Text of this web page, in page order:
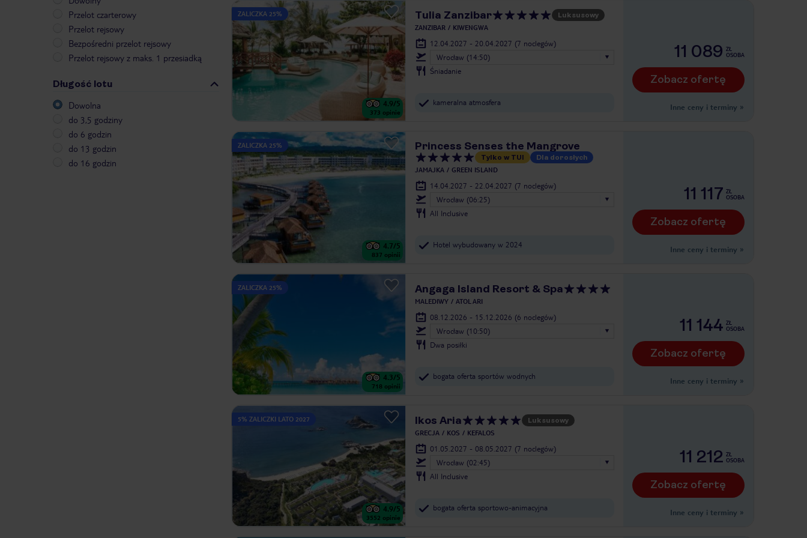
Przelot czarterowy
Przelot rejsowy
Bezpośredni przelot rejsowy
Przelot rejsowy z maks. 1 przesiadką
Długość lotu
Dowolna
do 3,5 godziny
do 6 godzin
do 13 godzin
do 16 godzin
ZALICZKA 25%
4.9/5
373 opinie
Tulia Zanzibar Luksusowy
ZANZIBAR KIWENGWA
12.04.2027 - 20.04.2027 (7 noclegów)
Wrocław (14:50)
Śniadanie
kameralna atmosfera
11 089 ZŁ
OSOBA
Zobacz ofertę
Inne ceny i terminy »
ZALICZKA 25%
4.7/5
837 opinii
Princess Senses the Mangrove
Tylko w TUI Dla dorosłych
JAMAJKA GREEN ISLAND
14.04.2027 - 22.04.2027 (7 noclegów)
Wrocław (06:25)
All Inclusive
Hotel wybudowany w 2024
11 117 ZŁ
OSOBA
Zobacz ofertę
Inne ceny i terminy »
ZALICZKA 25%
4.3/5
718 opinii
Angaga Island Resort & Spa
MALEDIWY ATOL ARI
08.12.2026 - 15.12.2026 (6 noclegów)
Wrocław (10:50)
Dwa posiłki
bogata oferta sportów wodnych
11 144 ZŁ
OSOBA
Zobacz ofertę
Inne ceny i terminy »
5% ZALICZKI LATO 2027
4.9/5
3552 opinie
Ikos Aria Luksusowy
GRECJA KOS KEFALOS
01.05.2027 - 08.05.2027 (7 noclegów)
Wrocław (02:45)
All Inclusive
bogata oferta sportowo-animacyjna
11 212 ZŁ
OSOBA
Zobacz ofertę
Inne ceny i terminy »